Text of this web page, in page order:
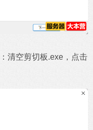
清空剪切板.exe，点击